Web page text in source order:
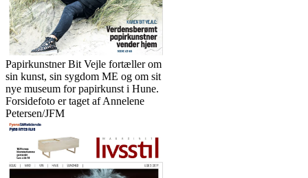
Papirkunstner Bit Vejle fortæller om
sin kunst, sin sygdom ME og om sit
nye museum for papirkunst i Hune.
Forsidefoto er taget af Annelene
Petersen/JFM